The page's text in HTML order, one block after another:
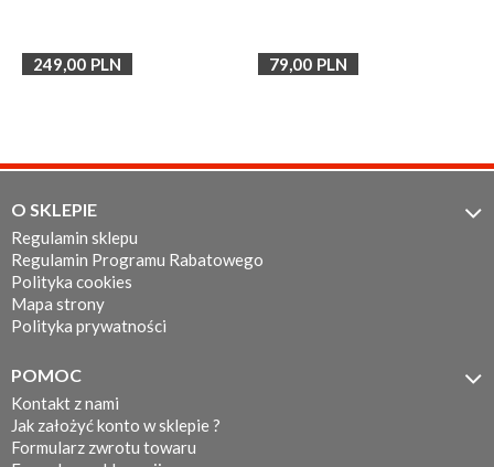
249,00 PLN 79,00 PLN
O SKLEPIE 
Regulamin sklepu
Regulamin Programu Rabatowego
Polityka cookies
Mapa strony
Polityka prywatności
POMOC 
Kontakt z nami
Jak założyć konto w sklepie ?
Formularz zwrotu towaru